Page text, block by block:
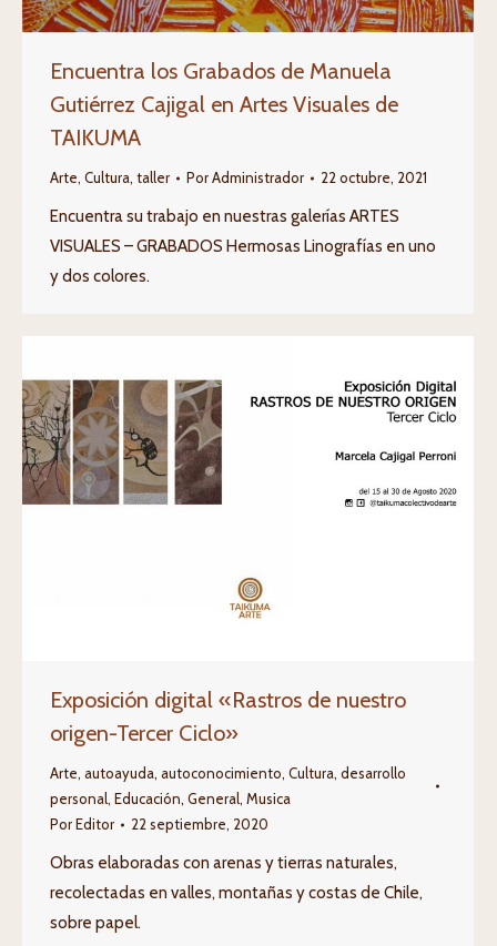
Encuentra los Grabados de Manuela
Gutiérrez Cajigal en Artes Visuales de
TAIKUMA
Arte, Cultura, taller PorAdministrador 22 octubre, 2021
Encuentra su trabajo en nuestras galerías ARTES
VISUALES – GRABADOS Hermosas Linografías en uno
y dos colores.
Exposición digital «Rastros de nuestro
origen-Tercer Ciclo»
Arte, autoayuda, autoconocimiento, Cultura, desarrollo
personal, Educación, General, Musica
PorEditor 22 septiembre, 2020
Obras elaboradas con arenas y tierras naturales,
recolectadas en valles, montañas y costas de Chile,
sobre papel.